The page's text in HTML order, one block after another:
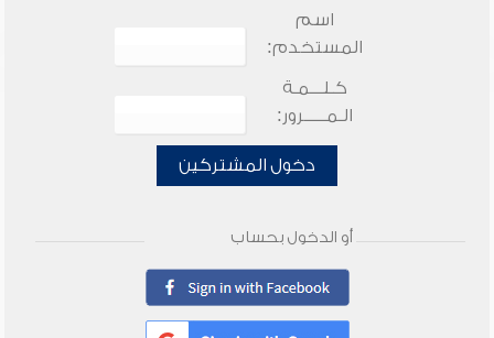
اسم
المستخدم:
كـلـــمـة
الـمـــــرور:
دخول المشتركين
أو الدخول بحساب